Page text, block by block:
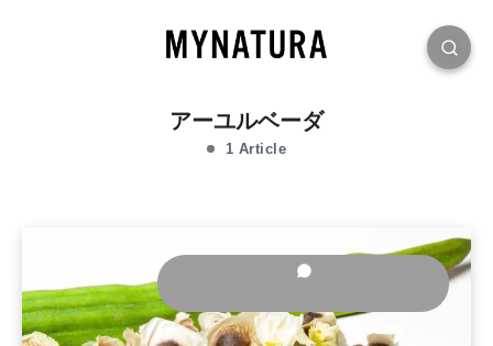
アーユルベーダ
1 Article